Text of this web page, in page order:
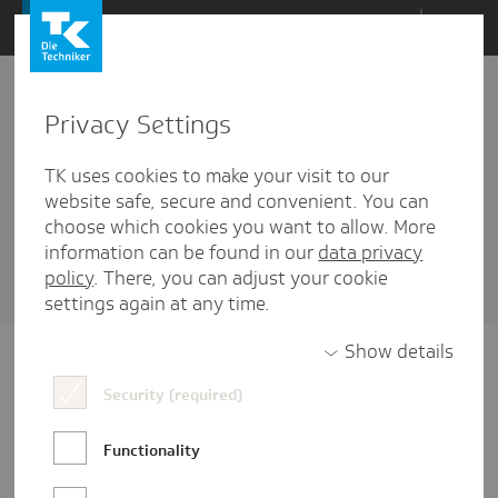
Direkt
Inhalt
Bestenehrung
2 Artikel diesem Schlagwort zugehörig
Sortieren nach DatumoderBeliebtheit
Privacy Settings
TK uses cookies to make your visit to our
website safe, secure and convenient. You can
choose which cookies you want to allow. More
information can be found in our data privacy
policy. There, you can adjust your cookie
settings again at any time.
Show details
Security (required)
Functionality